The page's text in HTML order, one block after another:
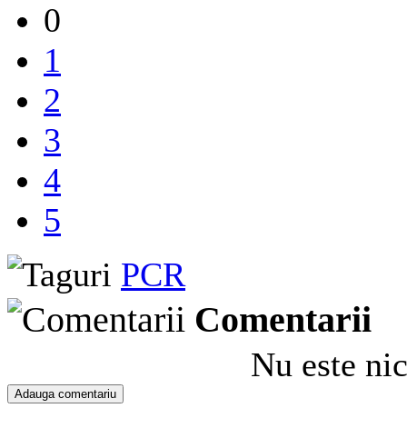
0
1
2
3
4
5
PCR
Comentarii
Nu este